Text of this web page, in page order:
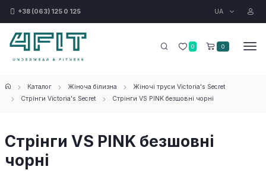
+38 (063) 125 0 125 UA
0 0
Каталог Жіноча білизна
Жіночі труси Victoria's Secret
Стрінги Victoria's Secret
Стрінги VS PINK безшовні чорні
Стрінги VS PINK безшовні
чорні